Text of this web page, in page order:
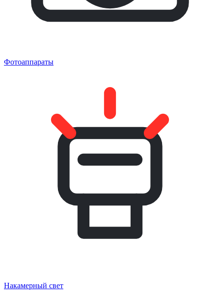
Фотоаппараты
Накамерный свет